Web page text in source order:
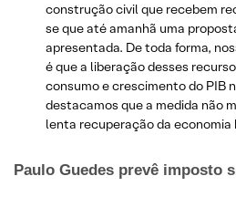
construção civil que recebem
se que até amanhã uma
apresentada. De toda forma,
é que a liberação desses
consumo e crescimento do PIB
destacamos que a medida não
lenta recuperação da economia
Paulo Guedes prevê imposto